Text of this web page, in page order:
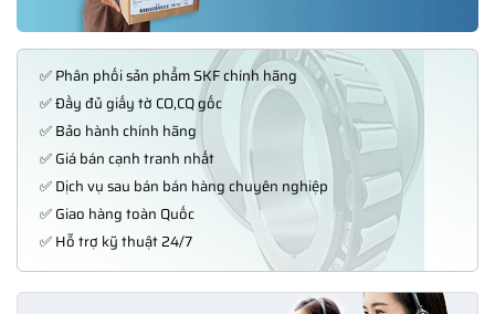
✅ Phân phối sản phẩm SKF chính hãng
✅ Đầy đủ giấy tờ CO,CQ gốc
✅ Bảo hành chính hãng
✅ Giá bán cạnh tranh nhất
✅ Dịch vụ sau bán bán hàng chuyên nghiệp
✅ Giao hàng toàn Quốc
✅ Hỗ trợ kỹ thuật 24/7